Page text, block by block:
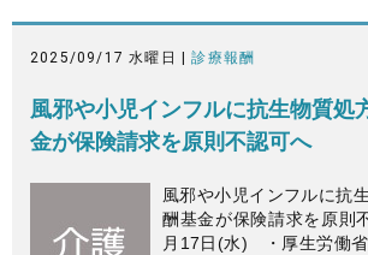
2025/09/17 水曜日 |診療報酬
風邪や小児インフルに抗生物質
金が保険請求を原則不認可へ
風邪や小児インフルに抗
酬基金が保険請求を原則
月17日(水) ・厚生労働